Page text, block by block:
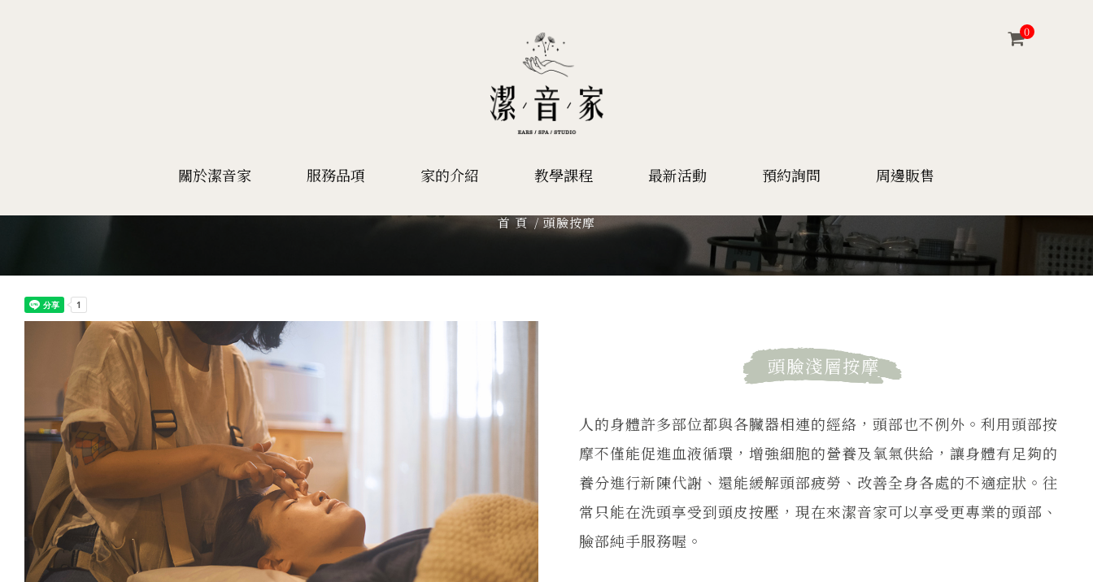
0
關於潔音家 服務品項 家的介紹 教學課程 最新活動 預約詢問 周邊販售
頭臉按摩
首 頁 頭臉按摩
頭臉淺層按摩
人的身體許多部位都與各臟器相連的經絡，頭部也不例外。利用頭部按
摩不僅能促進血液循環，增強細胞的營養及氧氣供給，讓身體有足夠的
養分進行新陳代謝、還能緩解頭部疲勞、改善全身各處的不適症狀。往
常只能在洗頭享受到頭皮按壓，現在來潔音家可以享受更專業的頭部、
臉部純手服務喔。